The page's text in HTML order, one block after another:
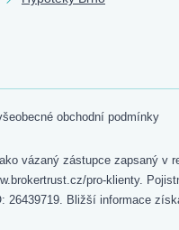
obchodní podmínky
vázaný zástupce zapsaný v
pro-klienty.
26439719. Bližší informace